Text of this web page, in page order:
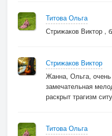
Титова Ольга
Стрижаков Виктор ,
Стрижаков Виктор
Жанна, Ольга,
замечательная
раскрыт трагизм
Титова Ольга